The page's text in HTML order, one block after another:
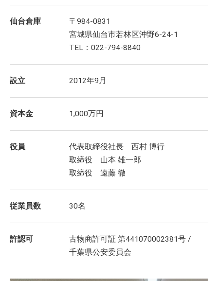
仙台倉庫
〒984-0831
宮城県仙台市若林区沖野6-24-1
TEL：022-794-8840
設立 2012年9月
資本金 1,000万円
役員
代表取締役社長 西村 博行
取締役 山本 雄一郎
取締役 遠藤 徹
従業員数 30名
許認可
古物商許可証 第441070002381号 /
千葉県公安委員会